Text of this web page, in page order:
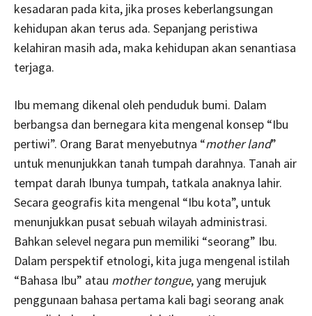
kesadaran pada kita, jika proses keberlangsungan
kehidupan akan terus ada. Sepanjang peristiwa
kelahiran masih ada, maka kehidupan akan senantiasa
terjaga.
Ibu memang dikenal oleh penduduk bumi. Dalam
berbangsa dan bernegara kita mengenal konsep “Ibu
pertiwi”. Orang Barat menyebutnya “mother land”
untuk menunjukkan tanah tumpah darahnya. Tanah air
tempat darah Ibunya tumpah, tatkala anaknya lahir.
Secara geografis kita mengenal “Ibu kota”, untuk
menunjukkan pusat sebuah wilayah administrasi.
Bahkan selevel negara pun memiliki “seorang” Ibu.
Dalam perspektif etnologi, kita juga mengenal istilah
“Bahasa Ibu” atau mother tongue, yang merujuk
penggunaan bahasa pertama kali bagi seorang anak